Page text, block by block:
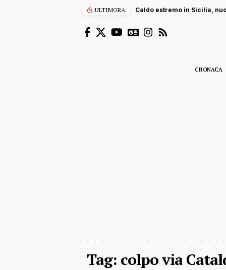
ULTIMORA Caldo estremo in Sicilia,
CRONACA
Tag:colpo via